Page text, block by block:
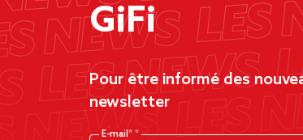
GiFi
Pour être informé des
newsletter
E-mail*